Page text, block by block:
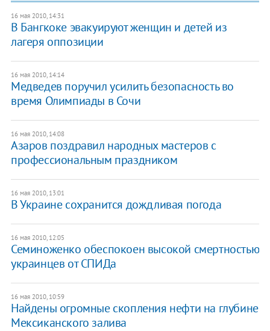
16 мая 2010, 14:31
В Бангкоке эвакуируют женщин и детей из
лагеря оппозиции
16 мая 2010, 14:14
Медведев поручил усилить безопасность во
время Олимпиады в Сочи
16 мая 2010, 14:08
Азаров поздравил народных мастеров с
профессиональным праздником
16 мая 2010, 13:01
В Украине сохранится дождливая погода
16 мая 2010, 12:05
Семиноженко обеспокоен высокой смертностью
украинцев от СПИДа
16 мая 2010, 10:59
Найдены огромные скопления нефти на глубине
Мексиканского залива